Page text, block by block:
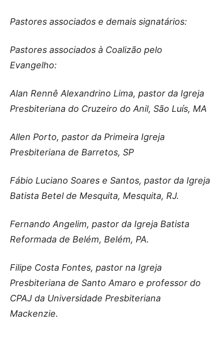
Pastores associados e demais signatários:
Pastores associados à Coalizão pelo
Evangelho:
Alan Rennê Alexandrino Lima, pastor da Igreja
Presbiteriana do Cruzeiro do Anil, São Luís, MA
Allen Porto, pastor da Primeira Igreja
Presbiteriana de Barretos, SP
Fábio Luciano Soares e Santos, pastor da Igreja
Batista Betel de Mesquita, Mesquita, RJ.
Fernando Angelim, pastor da Igreja Batista
Reformada de Belém, Belém, PA.
Filipe Costa Fontes, pastor na Igreja
Presbiteriana de Santo Amaro e professor do
CPAJ da Universidade Presbiteriana
Mackenzie.